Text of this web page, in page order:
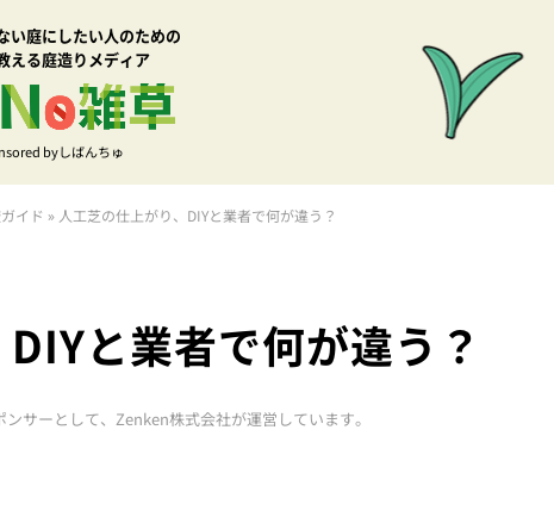
い庭にしたい人のための
える庭造りメディア
byしばんちゅ
イド » 人工芝の仕上がり、DIYと業者で何が違う？
と業者で何が違う？
サーとして、Zenken株式会社が運営しています。